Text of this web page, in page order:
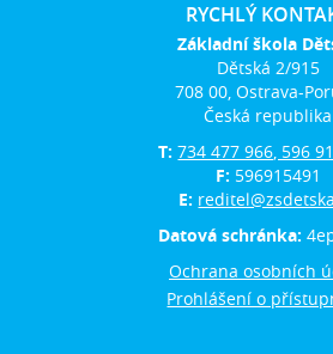
RYCHLÝ
Základní škola
Dětská 2/915
708 00, Ostrava-
Česká republika
T:734 477 966, 596
F: 596915491
E:
Datová schránka:
Ochrana osobních
Prohlášení o